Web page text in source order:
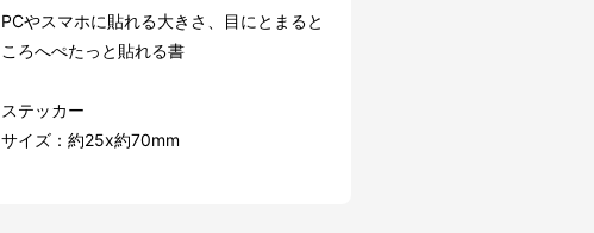
PCやスマホに貼れる大きさ、目にとまると
ころへぺたっと貼れる書
ステッカー
サイズ：約25x約70mm